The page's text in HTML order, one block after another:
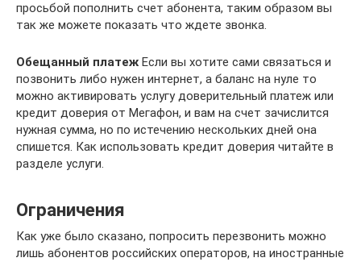
просьбой пополнить счет абонента, таким образом вы
так же можете показать что ждете звонка.
Обещанный платеж Если вы хотите сами связаться и
позвонить либо нужен интернет, а баланс на нуле то
можно активировать услугу доверительный платеж или
кредит доверия от Мегафон, и вам на счет зачислится
нужная сумма, но по истечению нескольких дней она
спишется. Как использовать кредит доверия читайте в
разделе услуги.
Ограничения
Как уже было сказано, попросить перезвонить можно
лишь абонентов российских операторов, на иностранные